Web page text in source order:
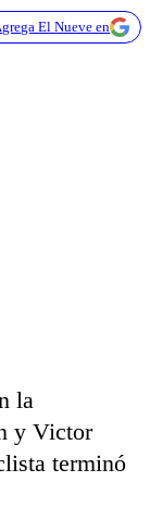
El Nueve en
la
y Victor
terminó